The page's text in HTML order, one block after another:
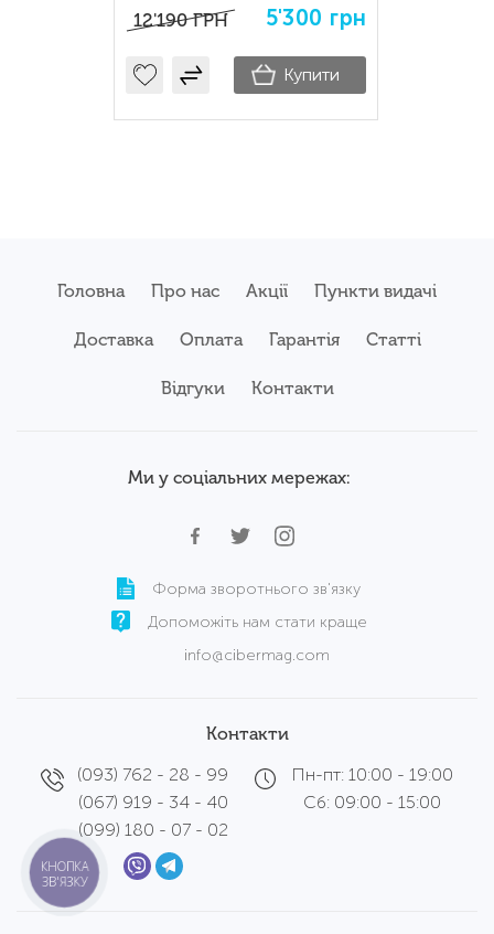
12'190 ГРН 5'300 грн
Купити
Головна Про нас Акції Пункти видачі
Доставка Оплата Гарантія Статті
Відгуки Контакти
Ми у соціальних мережах:
Форма зворотнього зв'язку
Допоможіть нам стати краще
info@cibermag.com
Контакти
(093) 762 - 28 - 99
(067) 919 - 34 - 40
(099) 180 - 07 - 02
Пн-пт: 10:00 - 19:00
Сб: 09:00 - 15:00
КНОПКА
ЗВ'ЯЗКУ